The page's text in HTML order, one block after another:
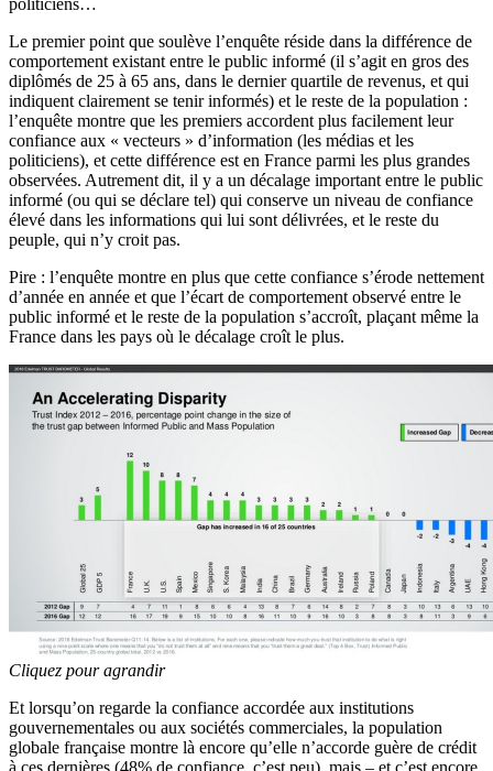
Le premier point que soulève l’enquête réside dans la différence de
comportement existant entre le public informé (il s’agit en gros des
diplômés de 25 à 65 ans, dans le dernier quartile de revenus, et qui
indiquent clairement se tenir informés) et le reste de la population :
l’enquête montre que les premiers accordent plus facilement leur
confiance aux « vecteurs » d’information (les médias et les
politiciens), et cette différence est en France parmi les plus grandes
observées. Autrement dit, il y a un décalage important entre le public
informé (ou qui se déclare tel) qui conserve un niveau de confiance
élevé dans les informations qui lui sont délivrées, et le reste du
peuple, qui n’y croit pas.
Pire : l’enquête montre en plus que cette confiance s’érode nettement
d’année en année et que l’écart de comportement observé entre le
public informé et le reste de la population s’accroît, plaçant même la
France dans les pays où le décalage croît le plus.
Cliquez pour agrandir
Et lorsqu’on regarde la confiance accordée aux institutions
gouvernementales ou aux sociétés commerciales, la population
globale française montre là encore qu’elle n’accorde guère de crédit
à ces dernières (48% de confiance, c’est peu), mais – et c’est encore